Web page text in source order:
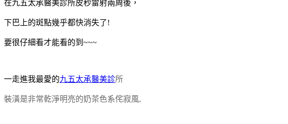
在九五太承醫美診所皮秒雷射兩周後，
下巴上的斑點幾乎都快消失了!
要很仔細看才能看的到~~~
一走進我最愛的九五太承醫美診所
裝潢是非常乾淨明亮的奶茶色系侘寂風,